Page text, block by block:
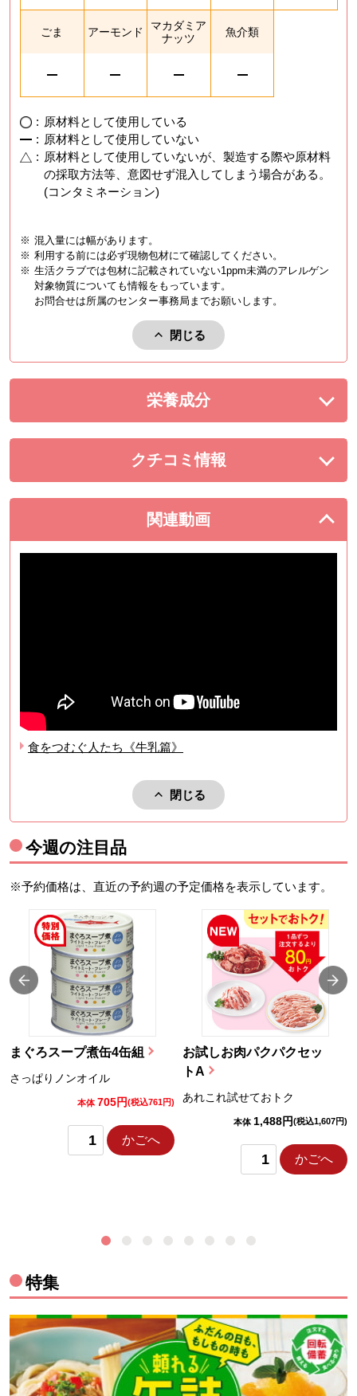
ごま アーモンド
マカダミア
ナッツ
魚介類
: 原材料として使用している
: 原材料として使用していない
: 原材料として使用していないが、製造する際や原材料
の採取方法等、意図せず混入してしまう場合がある。
(コンタミネーション)
※ 混入量には幅があります。
※ 利用する前には必ず現物包材にて確認してください。
※ 生活クラブでは包材に記載されていない1ppm未満のアレルゲン
対象物質についても情報をもっています。
お問合せは所属のセンター事務局までお願いします。
閉じる
アレルゲンを閉じる。
栄養成分を展開する。
クチコミ情報
を展開する。
関連動画を閉じる。
食をつむぐ人たち《牛乳篇》
閉じる
関連動画を閉じる。
今週の注目品
※予約価格は、直近の予約週の予定価格を表示しています。
まぐろスープ煮缶4缶組
さっぱりノンオイル
本体 705円(税込761円)
かごへ
お試しお肉パクパクセッ
トA
あれこれ試せておトク
本体 1,488円(税込1,607円)
かごへ
特集